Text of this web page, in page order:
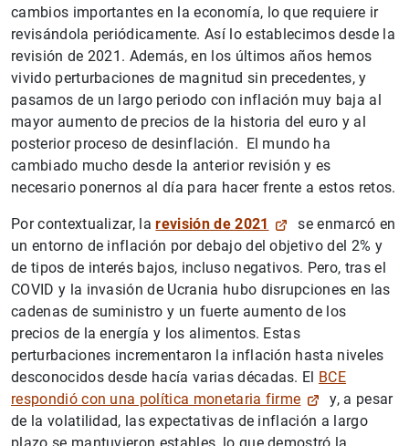
cambios importantes en la economía, lo que requiere ir
revisándola periódicamente. Así lo establecimos desde la
revisión de 2021. Además, en los últimos años hemos
vivido perturbaciones de magnitud sin precedentes, y
pasamos de un largo periodo con inflación muy baja al
mayor aumento de precios de la historia del euro y al
posterior proceso de desinflación. El mundo ha
cambiado mucho desde la anterior revisión y es
necesario ponernos al día para hacer frente a estos retos.
Por contextualizar, larevisión de 2021
se enmarcó en
un entorno de inflación por debajo del objetivo del 2% y
de tipos de interés bajos, incluso negativos. Pero, tras el
COVID y la invasión de Ucrania hubo disrupciones en las
cadenas de suministro y un fuerte aumento de los
precios de la energía y los alimentos. Estas
perturbaciones incrementaron la inflación hasta niveles
desconocidos desde hacía varias décadas. El BCE
respondió con una política monetaria firme
y, a pesar
de la volatilidad, las expectativas de inflación a largo
plazo se mantuvieron estables, lo que demostró la